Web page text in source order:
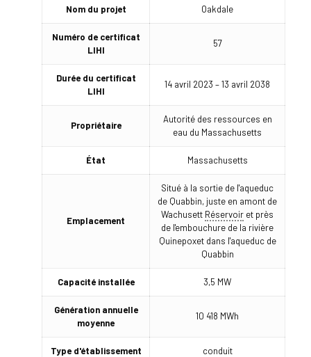
Nom du projet Oakdale
Numéro de certificat
LIHI
57
Durée du certificat
LIHI
14 avril 2023 – 13 avril 2038
Propriétaire
Autorité des ressources en
eau du Massachusetts
État Massachusetts
Emplacement
Situé à la sortie de l'aqueduc
de Quabbin, juste en amont de
Wachusett Réservoir et près
de l'embouchure de la rivière
Quinepoxet dans l'aqueduc de
Quabbin
Capacité installée 3,5 MW
Génération annuelle
moyenne
10 418 MWh
Type d'établissement conduit